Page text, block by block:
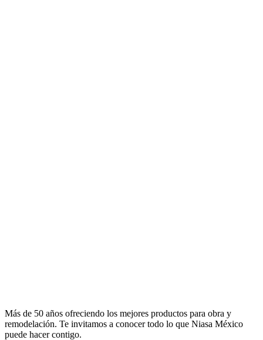
Más de 50 años ofreciendo los mejores productos para obra y
remodelación. Te invitamos a conocer todo lo que Niasa México
puede hacer contigo.